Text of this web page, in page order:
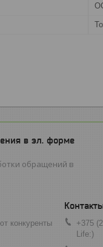
в эл. форме
обращений в
конкуренты
+375
Life:)